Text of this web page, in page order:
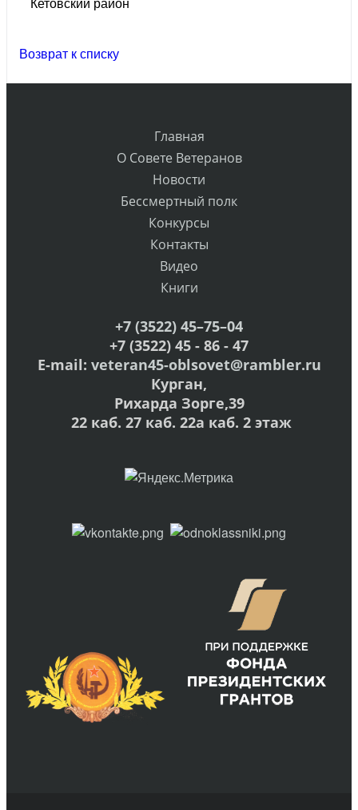
Возврат к списку
Главная
О Совете Ветеранов
Новости
Бессмертный полк
Конкурсы
Контакты
Видео
Книги
+7 (3522) 45–75–04
+7 (3522) 45 - 86 - 47
E-mail: veteran45-oblsovet@rambler.ru
Курган,
Рихарда Зорге,39
22 каб. 27 каб. 22а каб. 2 этаж